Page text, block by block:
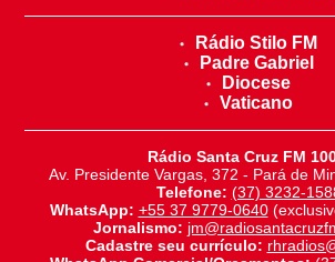
Rádio Stilo FM
Padre Gabriel
Diocese
Vaticano
Rádio Santa Cruz FM
Av. Presidente Vargas, 372 - Pará de
Telefone: (37) 3232-
WhatsApp: +55 37 9779-0640
Jornalismo:
Cadastre seu currículo: